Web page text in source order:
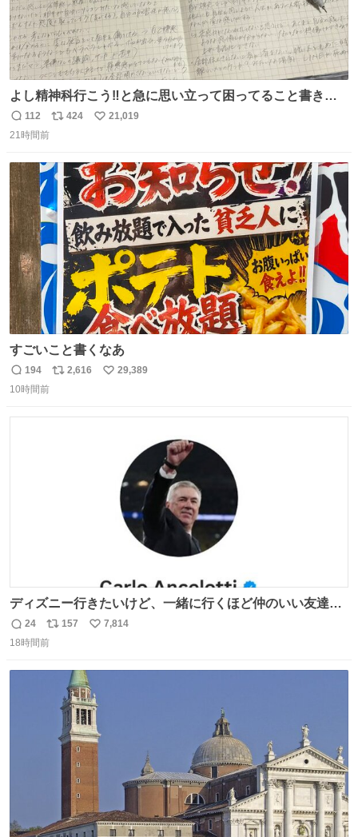
よし精神科行こう‼️と急に思い立って困ってること書き出
してたらペン止まらなくなってすごい勢いで埋まってワロ
タ
返
信
112
リ
ト
424
い
数
21,019
21時間前
すごいこと書くなあ
返
信
194
リ
2,616
い
29,389
10時間前
ディズニー行きたいけど、一緒に行くほど仲のいい友達が
居ない… ほんでこれ
返
信
24
リ
ポ
157
い
数
7,814
18時間前